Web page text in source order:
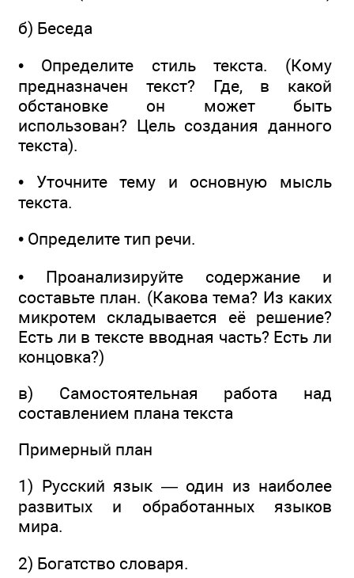
б) Беседа
• Определите стиль текста. (Кому
предназначен текст? Где, в какой
обстановке он может быть
использован? Цель создания данного
текста).
• Уточните тему и основную мысль
текста.
• Определите тип речи.
• Проанализируйте содержание и
составьте план. (Какова тема? Из каких
микротем складывается её решение?
Есть ли в тексте вводная часть? Есть ли
концовка?)
в) Самостоятельная работа над
составлением плана текста
Примерный план
1) Русский язык — один из наиболее
развитых и обработанных языков
мира.
2) Богатство словаря.